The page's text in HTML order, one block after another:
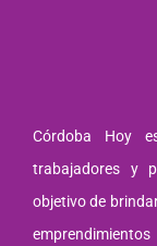
Córdoba Hoy
trabajadores y
objetivo de